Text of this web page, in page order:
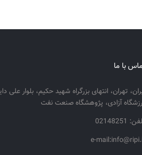
با ما
تهران، انتهای بزرگراه شهید حکیم، بلوار علی
آزادی، پژوهشگاه صنعت نفت
02148251
e-